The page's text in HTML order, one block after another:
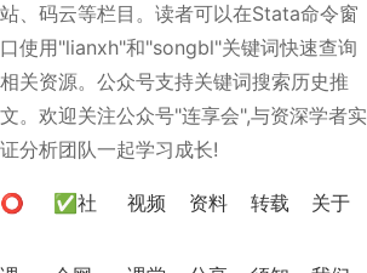
站、码云等栏目。读者可以在Stata命令窗
口使用"lianxh"和"songbl"关键词快速查询
相关资源。公众号支持关键词搜索历史推
文。欢迎关注公众号"连享会",与资深学者实
证分析团队一起学习成长!
⭕ ✅社 视频 资料 转载 关于